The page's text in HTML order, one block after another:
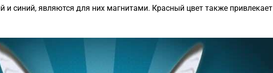
и синий, являются для них магнитами. Красный цвет также привлекает